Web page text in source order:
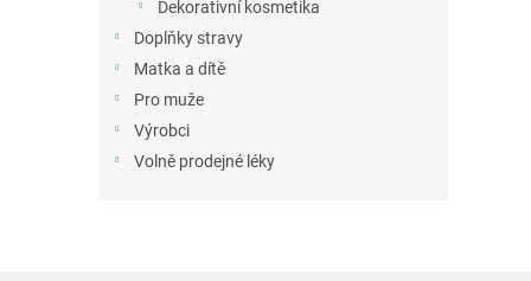
Dekorativní kosmetika
Doplňky stravy
Matka a dítě
Pro muže
Výrobci
Volně prodejné léky